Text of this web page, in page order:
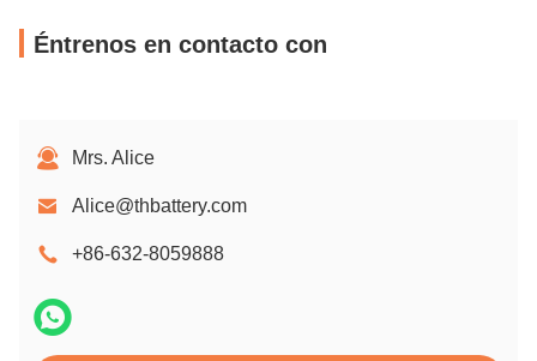
Éntrenos en contacto con
Mrs. Alice
Alice@thbattery.com
+86-632-8059888